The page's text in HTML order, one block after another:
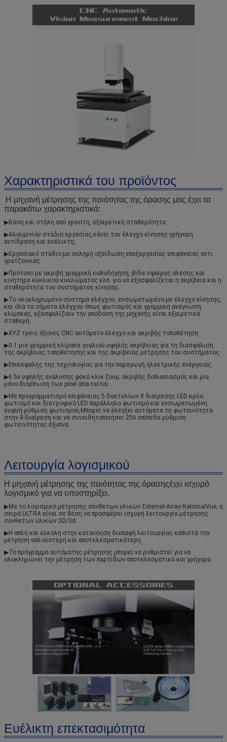
Χαρακτηριστικά του προϊόντος
Η μηχανή μέτρησης της ποιότητας της όρασης μας έχει τα
παρακάτω χαρακτηριστικά:
▶Βάση και στήλη από γρανίτη, εξαιρετική σταθερότητα·
▶Αλουμινίου στάδιο εργασίας,κάνει τον έλεγχο κίνησης γρήγορη
αντίδραση και ευέλικτη;
▶Εργασιακό στάδιο με σκληρή οξείδωση επεξεργασίας επιφάνειας αντι
γρατζουνιάς.
▶Πρότυπο με ακριβή γραμμική καθοδήγηση, βίδα σφαίρας άλεσης και
κινητήρα κυκλικού κυκλώματος κλπ. για να εξασφαλίζεται η ακρίβεια και η
σταθερότητα του συστήματος κίνησης.
▶Το ολοκληρωμένο σύστημα ελέγχου, ενσωματωμένο με έλεγχο κίνησης,
και όλα τα σήματα ελέγχου όπως φωτισμός και γραμμική ανάγνωση
κλίμακας, εξασφαλίζουν την απόδοση της μηχανής είναι εξαιρετικά
σταθερή.
▶XYZ τρεις άξονες CNC αυτόματο έλεγχο και ακριβής τοποθέτηση·
▶0.1 μια γραμμική κλίμακα γυαλιού υψηλής ακρίβειας για τη διασφάλιση
της ακρίβειας τοποθέτησης και της ακρίβειας μέτρησης του συστήματος·
▶Επικεφαλής της τεχνολογίας για την παραγωγή ηλεκτρικής ενέργειας
▶6.5x υψηλής ανάλυσης φακό κλικ ζουμ, ακριβής διπλασιασμός και μία
μόνο διόρθωση των pixel απαιτείται·
▶Με προγραμματισμό επιφάνειας 5 δακτυλίων 8 διαίρεσης LED κρύο
φωτισμό και διατροφικό LED παράλληλο φωτισμό και ενσωματωμένη
ευφυή ρύθμιση φωτισμού,Μπορεί να ελέγξει αυτόματα τη φωτεινότητα
στην 8-διαίρεση και να συνειδητοποιήσει 256 επίπεδα ρύθμιση
φωτεινότητας έξυπνα.
Λειτουργία λογισμικού
Η μηχανή μέτρησης της ποιότητας της όρασηςέχει ισχυρό
λογισμικό για να υποστηρίξει.
▶Με το λογισμικό μέτρησης σύνθετων υλικών External-Array RationalVue, η
σειρά ULTRA είναι σε θέση να προσφέρει ισχυρή λειτουργία μέτρησης
σύνθετων υλικών 2D/3d.
▶Η απλή και εύκολη στην κατανόηση διεπαφή λειτουργίας καθιστά την
μέτρηση απλούστερη και αποτελεσματικότερη.
▶Το πρόγραμμα αυτόματης μέτρησης μπορεί να ρυθμιστεί για να
ολοκληρώνει την μέτρηση των παρτίδων αποτελεσματικά και γρήγορα.
Ευέλικτη επεκτασιμότητα